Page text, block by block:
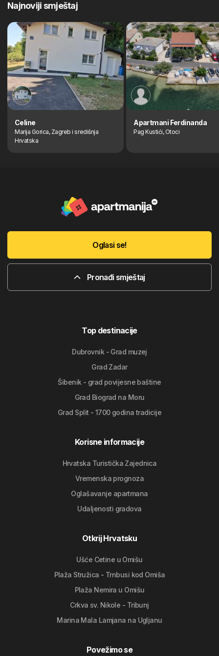
Najnoviji smještaj
Celine
Marija Gorica, Zagreb i središnja
Hrvatska
Apartmani Ferdinanda
Pag Kustići, Otoci
Oglasi se!
Pronađi smještaj
Top destinacije
Dubrovnik - Grad muzej
Grad Zadar
Šibenik - grad povijesne baštine
Grad Biograd na Moru
Grad Split - 1700 godina tradicije
Korisne informacije
Hrvatska Turistička Zajednica
Vremenska prognoza
Oglašavanje apartmana
Udaljenosti gradova
Otkrij Hrvatsku
Ušće Cetine u Omišu
Plaža Stružica - Trnbusi kod Omiša
Plaža Nemira u Omišu
Crkva sv. Nikole - Tribunj
Marina Mala Lamjana na Ugljanu
Povežimo se